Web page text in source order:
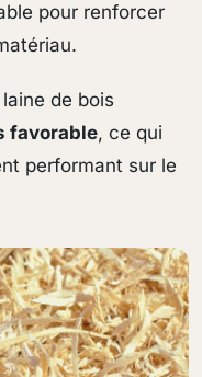
pour renforcer
de bois
favorable, ce qui
performant sur le